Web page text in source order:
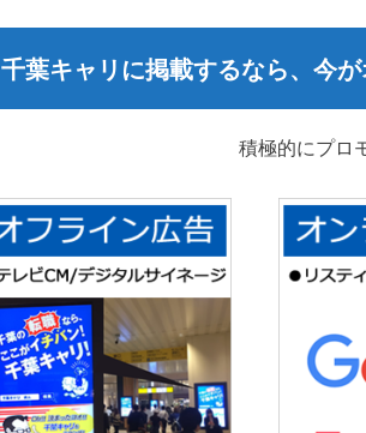
千葉キャリに掲載するなら、今
積極的にプロ